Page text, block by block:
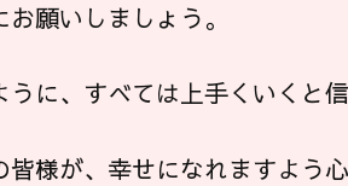
願いしましょう。
に、すべては上手くいくと
様が、幸せになれますよう